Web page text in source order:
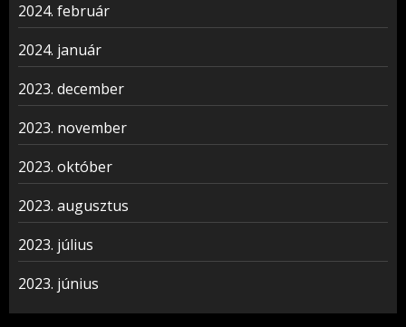
2024. február
2024. január
2023. december
2023. november
2023. október
2023. augusztus
2023. július
2023. június